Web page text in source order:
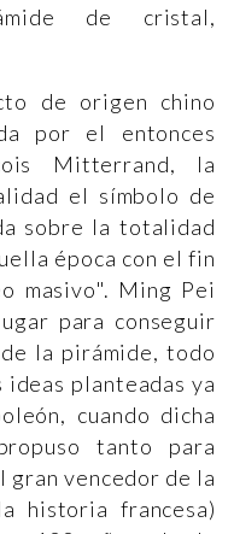
de cristal,
de origen chino
por el entonces
Mitterrand, la
el símbolo de
sobre la totalidad
época con el fin
masivo". Ming Pei
para conseguir
la pirámide, todo
planteadas ya
cuando dicha
tanto para
gran vencedor de la
historia francesa)